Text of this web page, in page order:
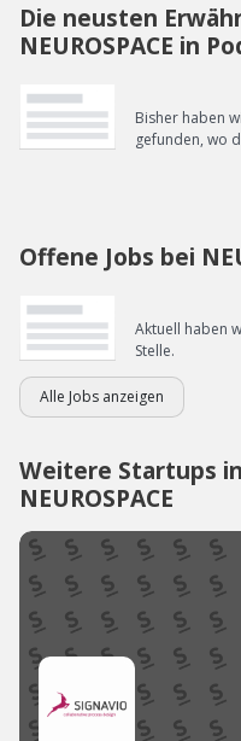
Die neusten
NEUROSPACE in
Bisher haben
gefunden, wo
Offene Jobs bei
Aktuell haben
Stelle.
Alle Jobs anzeigen
Weitere Startups
NEUROSPACE